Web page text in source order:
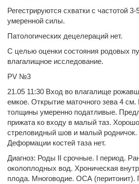
Регестрируются схватки с частотой
умеренной силы.
Патологических децелераций нет.
С целью оценки состояния родовых
влагалищное исследование.
PV №3
21.05 11:30 Вход во влагалище
емкое. Открытие маточного зева 4 см.
толщины умеренно податливые.
прижата ко входу в малый таз.
стреловидный шов и малый
Деформации костей таза нет.
Диагноз: Роды II срочные. I период.
околоплодных вод. Хроническая
плода. Многоводие. ОСА (перитонит).